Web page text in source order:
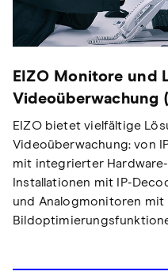
EIZO Monitore und
Videoüberwachung
EIZO bietet vielfältige
Videoüberwachung: von
mit integrierter
Installationen mit IP-
und Analogmonitoren mit